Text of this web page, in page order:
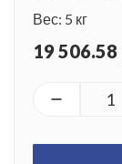
Вес: 5 кг
19 506.58